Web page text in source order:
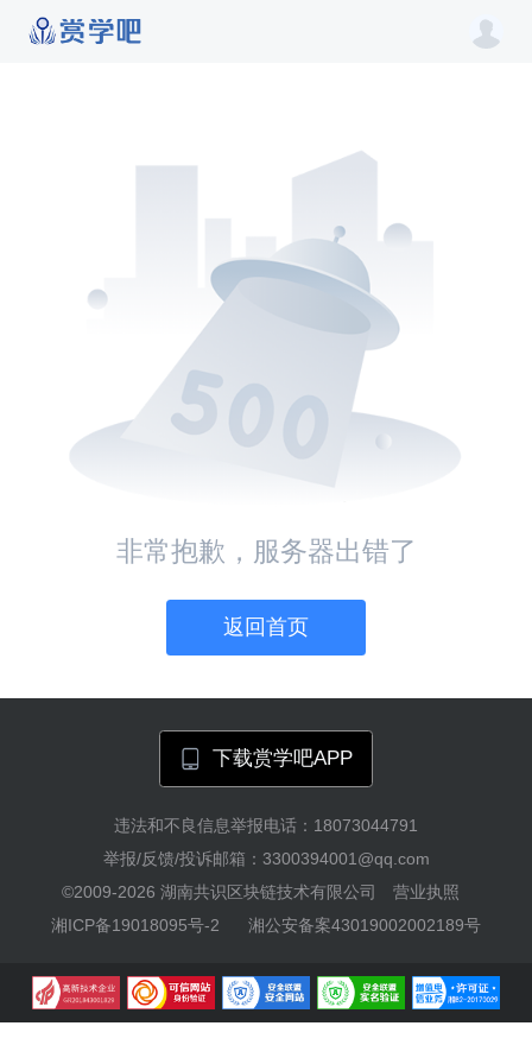
非常抱歉，服务器出错了
返回首页
下载赏学吧APP
违法和不良信息举报电话：18073044791
举报/反馈/投诉邮箱：3300394001@qq.com
©2009-2026 湖南共识区块链技术有限公司
营业执照
湘ICP备19018095号-2
湘公安备案43019002002189号